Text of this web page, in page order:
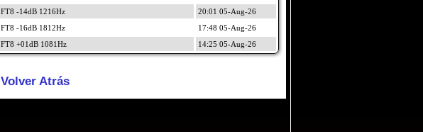
FT8 -14dB 1216Hz
20:01 05-Aug-26
FT8 -16dB 1812Hz
17:48 05-Aug-26
FT8 +01dB 1081Hz 14:25 05-Aug-26
Volver Atrás